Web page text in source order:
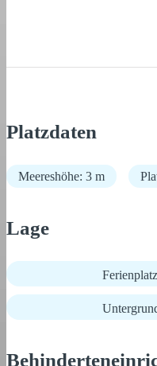
Platzdaten
Meereshöhe: 3 m
Lage
Ferienplatz